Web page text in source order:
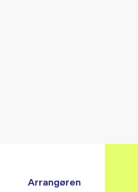
Arrangøren